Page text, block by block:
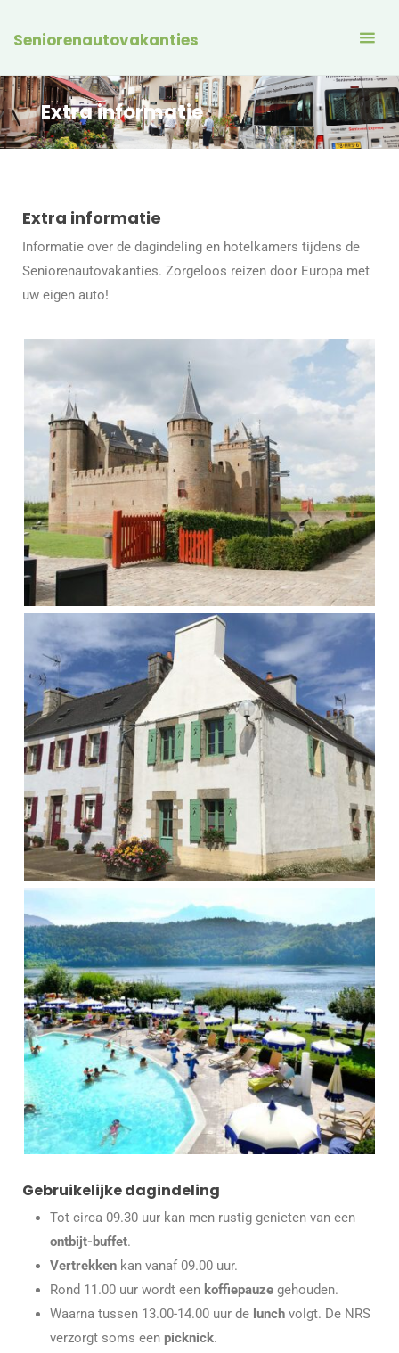
Seniorenautovakanties
Extra informatie
Extra informatie
Informatie over de dagindeling en hotelkamers tijdens de
Seniorenautovakanties. Zorgeloos reizen door Europa met
uw eigen auto!
Gebruikelijke dagindeling
Tot circa 09.30 uur kan men rustig genieten van een
ontbijt-buffet.
Vertrekkenkan vanaf 09.00 uur.
Rond 11.00 uur wordt een koffiepauzegehouden.
Waarna tussen 13.00-14.00 uur de lunchvolgt. De NRS
verzorgt soms een picknick.